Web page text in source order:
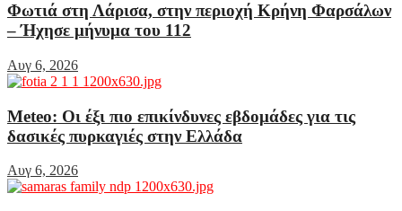
Φωτιά στη Λάρισα, στην περιοχή Κρήνη Φαρσάλων
– Ήχησε μήνυμα του 112
Αυγ 6, 2026
Meteo: Οι έξι πιο επικίνδυνες εβδομάδες για τις
δασικές πυρκαγιές στην Ελλάδα
Αυγ 6, 2026